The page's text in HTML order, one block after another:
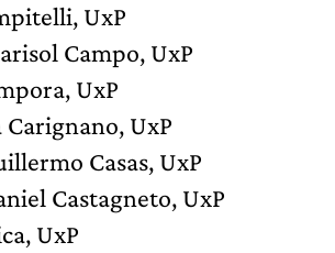
UxP
Campo, UxP
UxP
Carignano, UxP
Casas, UxP
Castagneto, UxP
UxP